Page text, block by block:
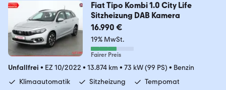
Fiat Tipo Kombi 1.0 City Life
Sitzheizung DAB Kamera
16.990 €
19% MwSt.
Fairer Preis
Unfallfrei • EZ 10/2022 • 13.874 km • 73 kW (99 PS) • Benzin
Klimaautomatik
Sitzheizung Tempomat